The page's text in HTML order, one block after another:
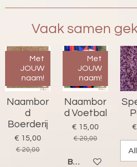
r
n
Vaak samen
Met
JOUW
naam!
Naambor
d
Boerderij
€ 15,00
€ 20,00
Met
JOUW
naam!
Naambor
d Voetbal
€ 15,00
€ 20,00
BEKIJK DETAILS